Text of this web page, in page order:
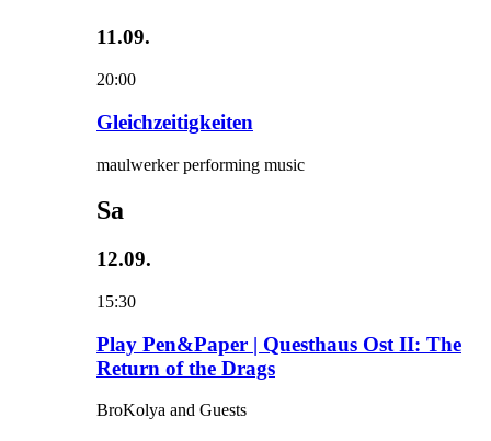
11.09.
20:00
Gleichzeitigkeiten
maulwerker performing music
Sa
12.09.
15:30
Play Pen&Paper | Questhaus Ost II: The
Return of the Drags
BroKolya and Guests